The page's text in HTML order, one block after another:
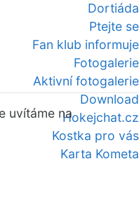
Dortiáda
Ptejte se
Fan klub informuje
Fotogalerie
Aktivní fotogalerie
Download
Hokejchat.cz
Kostka pro vás
Karta Kometa
uvítáme na